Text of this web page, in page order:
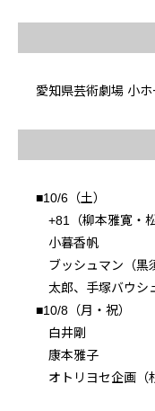
愛知県芸術劇場 小
■10/6（土）
+81（柳本雅寛・
小暮香帆
ブッシュマン（黒
太郎、手塚バウシ
■10/8（月・祝）
白井剛
康本雅子
オトリヨセ企画（